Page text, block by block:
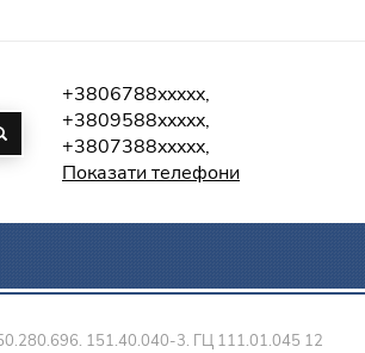
+3806788xxxxx,
+3809588xxxxx,
+3807388xxxxx,
Показати телефони
151.40.040-3. ГЦ 111.01.045 12